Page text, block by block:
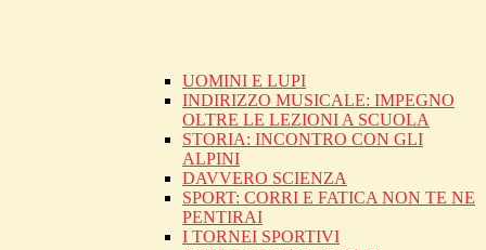
UOMINI E LUPI
INDIRIZZO MUSICALE: IMPEGNO
OLTRE LE LEZIONI A SCUOLA
STORIA: INCONTRO CON GLI
ALPINI
DAVVERO SCIENZA
SPORT: CORRI E FATICA NON TE NE
PENTIRAI
I TORNEI SPORTIVI